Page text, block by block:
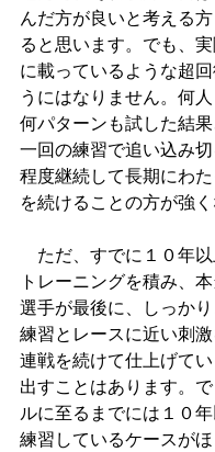
んだ方が良いと考える
ると思います。でも、
に載っているような超
うにはなりません。何
何パターンも試した結
一回の練習で追い込み
程度継続して長期にわ
を続けることの方が強く
ただ、すでに１０年
トレーニングを積み、
選手が最後に、しっか
練習とレースに近い刺激
連戦を続けて仕上げて
出すことはあります。
ルに至るまでには１０
練習しているケースがほ